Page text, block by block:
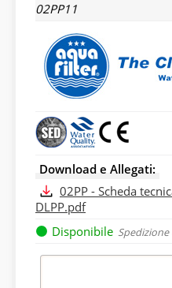
02PP11
Download e Allegati:
02PP - Scheda
DLPP.pdf
Disponibile